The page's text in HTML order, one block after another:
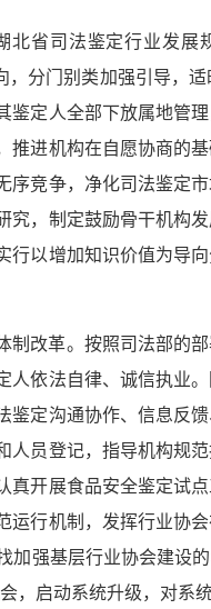
省司法鉴定行业发展
分门别类加强引导，
鉴定人全部下放属地管
进机构在自愿协商的
竞争，净化司法鉴定市
，制定鼓励骨干机构
以增加知识价值为导
制改革。按照司法部的
依法自律、诚信执业
定沟通协作、信息反
人员登记，指导机构规
开展食品安全鉴定试
行机制，发挥行业协
加强基层行业协会建设
，启动系统升级，对系